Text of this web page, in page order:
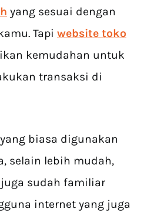
yang sesuai dengan
Tapi website toko
kemudahan untuk
transaksi di
biasa digunakan
selain lebih mudah,
sudah familiar
internet yang juga